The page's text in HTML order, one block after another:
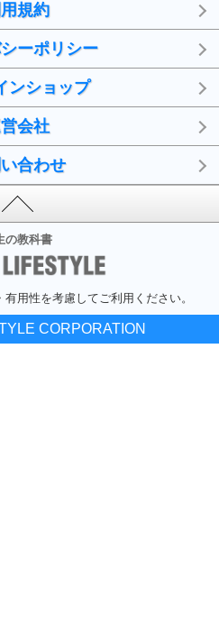
規約
ーポリシー
ンショップ
会社
合わせ
の教科書
用性を考慮してご利用ください。
CORPORATION